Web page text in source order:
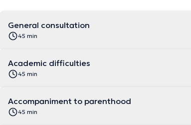
General consultation
45 min
Academic difficulties
45 min
Accompaniment to parenthood
45 min